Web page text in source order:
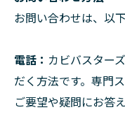
お問い合わせは、以
電話： カビバスター
だく方法です。専門
ご要望や疑問にお答え